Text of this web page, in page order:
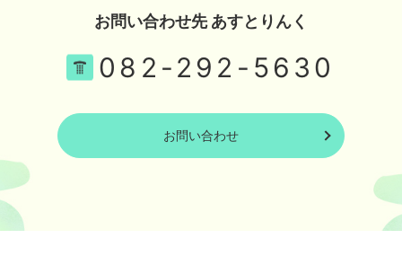
お問い合わせ先 あすとりんく
082-292-5630
お問い合わせ